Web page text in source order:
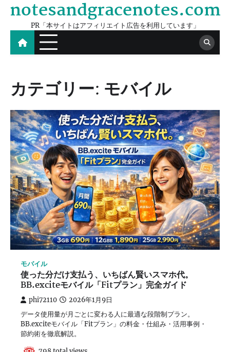
Skip
content
notesandgracenotes.com
PR「本サイトはアフィリエイト広告を利用しています」
カテゴリー: モバイル
モバイル
使った分だけ支払う、いちばん賢いスマホ代。
BB.exciteモバイル「Fitプラン」完全ガイド
phi72110 2026年1月9日
データ使用量が月ごとに変わる人に最適な段階制プラン。
BB.exciteモバイル「Fitプラン」の料金・仕組み・活用事例・
節約術を徹底解説。